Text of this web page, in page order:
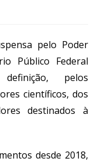
pelo Poder
Público Federal
pelos
científicos, dos
destinados à
desde 2018,